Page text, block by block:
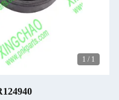
1
/
1